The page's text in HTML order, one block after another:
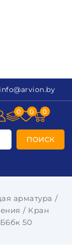
info@arvion.by
ПОИСК
0 0 0
арматура
Кран
50